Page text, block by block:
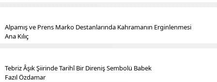
Alpamış ve Prens Marko Destanlarında Kahramanın Erginlenmesi
Ana Kılıç
Tebriz Âşık Şiirinde Tarihî Bir Direniş Sembolü Babek
Fazıl Özdamar